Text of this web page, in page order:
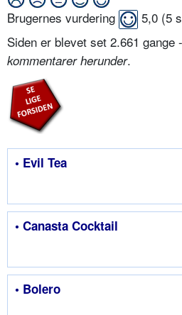
Brugernes vurdering 5,0 (5
Siden er blevet set 2.661 gange -
kommentarer herunder.
• Evil Tea
• Canasta Cocktail
• Bolero